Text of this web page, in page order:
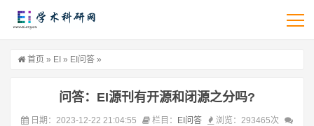
首页 » EI » EI问答 »
问答：EI源刊有开源和闭源之分吗?
日期：2023-12-22 21:04:55 栏目： EI问答
浏览：293465次